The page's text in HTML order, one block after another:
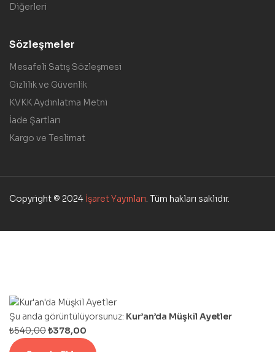
Diğerleri
Sözleşmeler
Mesafeli Satış Sözleşmesi
Gizlilik ve Güvenlik
KVKK Aydınlatma Metni
İade Şartları
Kargo ve Teslimat
Copyright © 2024 İşaret Yayınları. Tüm hakları saklıdır.
Şu anda görüntülüyorsunuz: Kur’an’da Müşkil Ayetler
₺540,00₺378,00